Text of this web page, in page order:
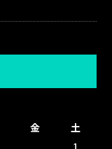
金
土